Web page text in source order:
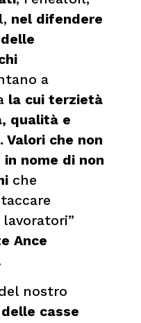
nel difendere
a
la cui terzietà
qualità e
che non
nome di non
che
Ance
nostro
casse